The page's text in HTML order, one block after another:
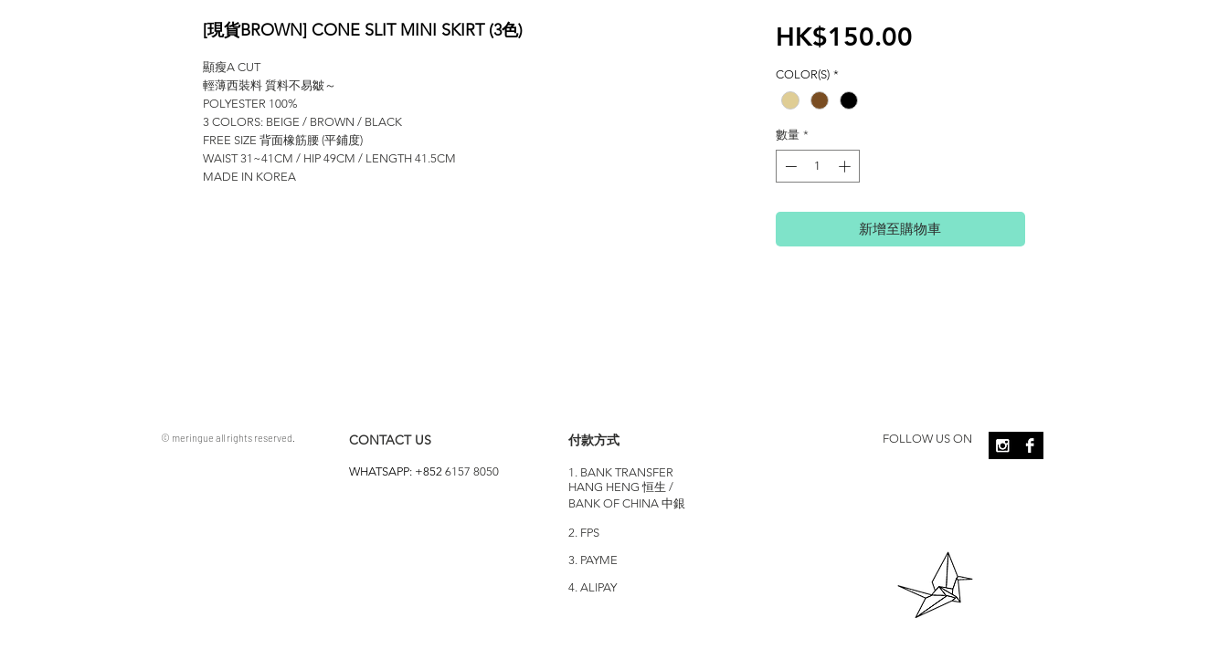
[現貨BROWN] CONE SLIT MINI SKIRT (3色)
顯瘦A CUT
輕薄西裝料 質料不易皺～
POLYESTER 100%
3 COLORS: BEIGE / BROWN / BLACK
FREE SIZE 背面橡筋腰 (平鋪度)
WAIST 31~41CM / HIP 49CM / LENGTH 41.5CM
MADE IN KOREA
HK$150.00價
COLOR(S) *
數量 *
新增至購物車
© meringue all rights reserved. CONTACT US
WHATSAPP: +852 6157 8050
付款方式
1. BANK TRANSFER
HANG HENG 恒生 /
BANK OF CHINA 中銀
2. FPS
3. PAYME
4. ALIPAY
FOLLOW US ON